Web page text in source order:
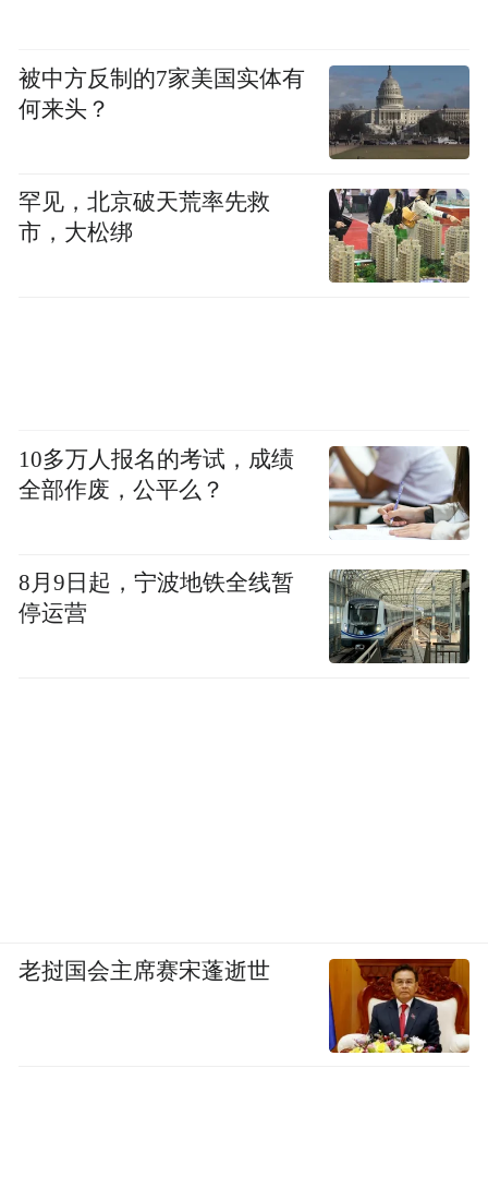
被中方反制的7家美国实体有
何来头？
罕见，北京破天荒率先救
市，大松绑
10多万人报名的考试，成绩
全部作废，公平么？
8月9日起，宁波地铁全线暂
停运营
老挝国会主席赛宋蓬逝世